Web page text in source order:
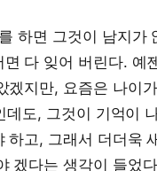
하면 그것이 남지가
다 잊어 버린다. 예
겠지만, 요즘은 나이
도, 그것이 기억이
하고, 그래서 더더욱
겠다는 생각이 들었